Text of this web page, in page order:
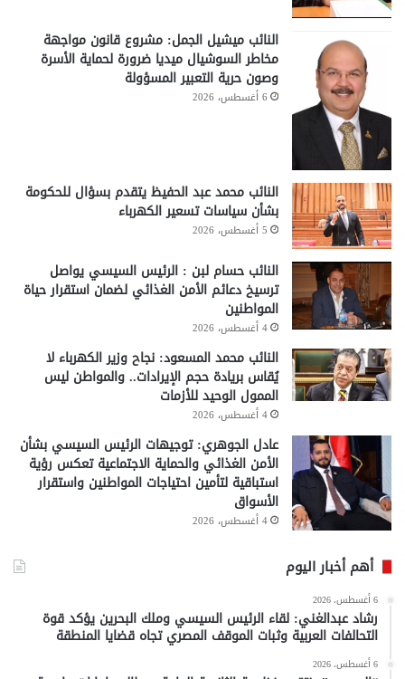
النائب ميشيل الجمل: مشروع قانون مواجهة
مخاطر السوشيال ميديا ضرورة لحماية الأسرة
وصون حرية التعبير المسؤولة
6 أغسطس، 2026
النائب محمد عبد الحفيظ يتقدم بسؤال للحكومة
بشأن سياسات تسعير الكهرباء
5 أغسطس، 2026
النائب حسام لبن : الرئيس السيسي يواصل
ترسيخ دعائم الأمن الغذائي لضمان استقرار حياة
المواطنين
4 أغسطس، 2026
النائب محمد المسعود: نجاح وزير الكهرباء لا
يُقاس بريادة حجم الإيرادات.. والمواطن ليس
الممول الوحيد للأزمات
4 أغسطس، 2026
عادل الجوهري: توجيهات الرئيس السيسي بشأن
الأمن الغذائي والحماية الاجتماعية تعكس رؤية
استباقية لتأمين احتياجات المواطنين واستقرار
الأسواق
4 أغسطس، 2026
أهم أخبار اليوم
6 أغسطس، 2026
رشاد عبدالغني: لقاء الرئيس السيسي وملك البحرين يؤكد قوة
التحالفات العربية وثبات الموقف المصري تجاه قضايا المنطقة
6 أغسطس، 2026